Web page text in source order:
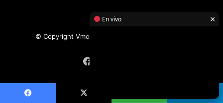
© Copyright Vmotor TI 2026, All Rights Reserved
En vivo ×